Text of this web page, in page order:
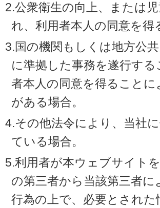
2.公衆衛生の向上、または
れ、利用者本人の同意を
3.国の機関もしくは地方公
に準拠した事務を遂行す
者本人の同意を得ること
がある場合。
4.その他法令により、当社
ている場合。
5.利用者が本ウェブサイト
の第三者から当該第三者
行為の上で、必要とされ